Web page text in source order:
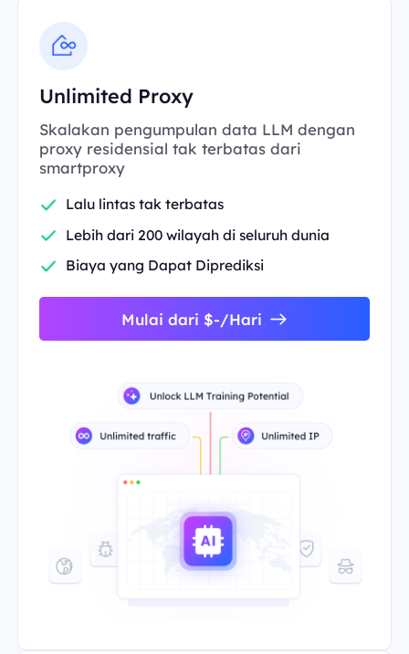
Unlimited Proxy
Skalakan pengumpulan data LLM dengan
proxy residensial tak terbatas dari
smartproxy
Lalu lintas tak terbatas
Lebih dari 200 wilayah di seluruh dunia
Biaya yang Dapat Diprediksi
Mulai dari $-/Hari